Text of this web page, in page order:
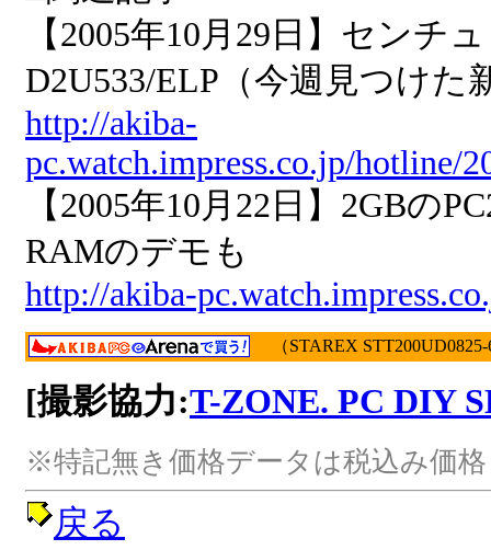
【2005年10月29日】センチ
D2U533/ELP（今週見つけた
http://akiba-
pc.watch.impress.co.jp/hotline/
【2005年10月22日】2GBの
RAMのデモも
http://akiba-
（STAREX STT200UD0825-
[撮影協力:T-ZONE. PC DIY
※特記無き価格データは税込み価
戻る